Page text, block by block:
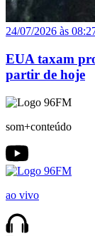
24/07/2026 às
EUA taxam
partir de hoje
som+conteúdo
ao vivo